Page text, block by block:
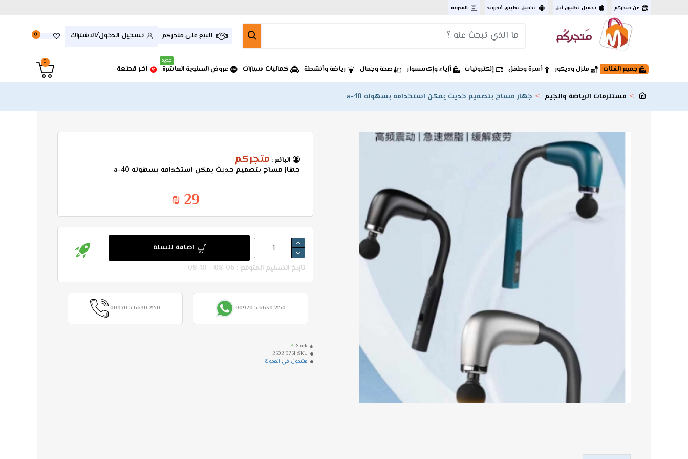
عن متجركم تحميل تطبيق أبل تحميل تطبيق أندرويد المدونة
تسجيل الدخول/الاشتراك 0 البيع على متجركم
جميع الفئات منزل وديكور أسرة وطفل إلكترونيات أزياء وإكسسوار صحة وجمال رياضة وأنشطة كماليات سيارات عروض السنوية العاشرة
جديد
اخر قطعة
0
مستلزمات الرياضة والجيم جهاز مساج بتصميم حديث يمكن استخدامه بسهوله a-40
البائع : متجركم
جهاز مساج بتصميم حديث يمكن استخدامه بسهوله a-40
29 ₪
Stock:
3
SKU:
250213751
مشمول في العمولة
اضافة للسلة
تاريخ التسليم المتوقع : 06-08 - 10-08
00970 5 6630 2150
00970 5 6630 2150